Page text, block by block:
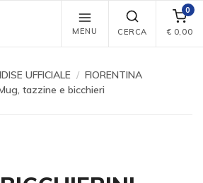
MENU CERCA
0
€ 0,00
UFFICIALE
FIORENTINA
tazzine e bicchieri